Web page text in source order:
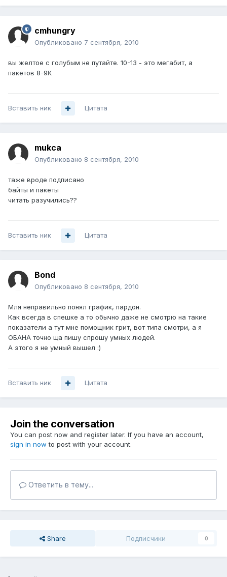
cmhungry
Опубликовано 7 сентября, 2010
вы желтое с голубым не путайте. 10-13 - это мегабит, а
пакетов 8-9К
Вставить ник Цитата
mukca
Опубликовано 8 сентября, 2010
таже вроде подписано
байты и пакеты
читать разучились??
Вставить ник Цитата
Bond
Опубликовано 8 сентября, 2010
Мля неправильно понял график, пардон.
Как всегда в спешке а то обычно даже не смотрю на такие
показатели а тут мне помощник грит, вот типа смотри, а я
ОБАНА точно ща пишу спрошу умных людей.
А этого я не умный вышел :)
Вставить ник Цитата
Join the conversation
You can post now and register later. If you have an account,
sign in now to post with your account.
Ответить в тему...
Share Подписчики 0